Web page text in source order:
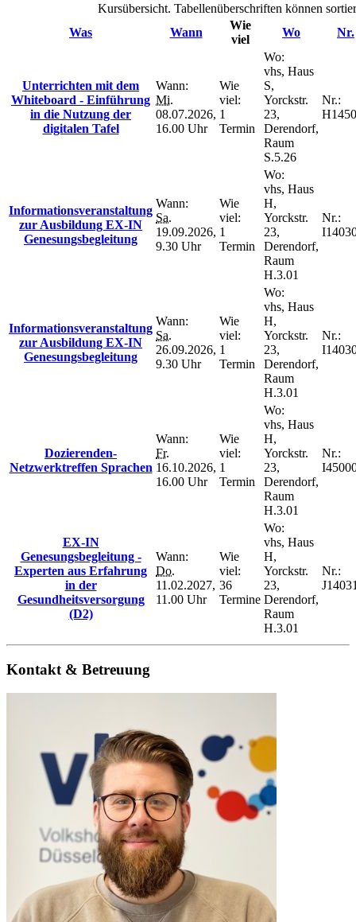
Kursübersicht. Tabellenüberschriften können
Was
Wann
Wie
viel
Wo Nr.
Unterrichten mit dem
Whiteboard - Einführung
in die Nutzung der
digitalen Tafel
Wann:
Mi.
08.07.2026,
16.00 Uhr
Wie
viel:
1
Termin
Wo:
vhs, Haus
S,
Yorckstr.
23,
Derendorf,
Raum
S.5.26
Nr.:
Informationsveranstaltung
zur Ausbildung EX-IN
Genesungsbegleitung
Wann:
Sa.
19.09.2026,
9.30 Uhr
Wie
viel:
1
Termin
Wo:
vhs, Haus
H,
Yorckstr.
23,
Derendorf,
Raum
H.3.01
Nr.:
Informationsveranstaltung
zur Ausbildung EX-IN
Genesungsbegleitung
Wann:
Sa.
26.09.2026,
9.30 Uhr
Wie
viel:
1
Termin
Wo:
vhs, Haus
H,
Yorckstr.
23,
Derendorf,
Raum
H.3.01
Nr.:
Dozierenden-
Netzwerktreffen Sprachen
Wann:
Fr.
16.10.2026,
16.00 Uhr
Wie
viel:
1
Termin
Wo:
vhs, Haus
H,
Yorckstr.
23,
Derendorf,
Raum
H.3.01
Nr.:
EX-IN
Genesungsbegleitung -
Experten aus Erfahrung
in der
Gesundheitsversorgung
(D2)
Wann:
Do.
11.02.2027,
11.00 Uhr
Wie
viel:
36
Termine
Wo:
vhs, Haus
H,
Yorckstr.
23,
Derendorf,
Raum
H.3.01
Nr.:
Kontakt & Betreuung